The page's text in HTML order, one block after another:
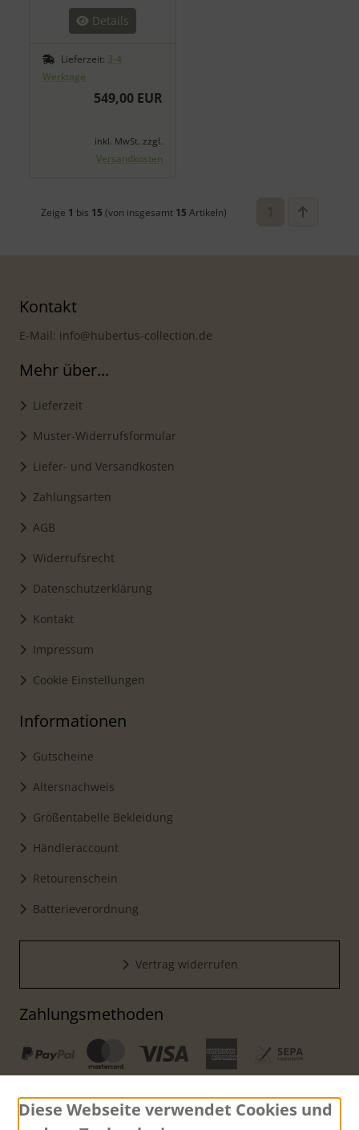
Details
Lieferzeit: 3-4
Werktage
549,00 EUR
inkl. MwSt. zzgl.
Versandkosten
Zeige 1 bis 15 (von insgesamt 15 Artikeln)
Kontakt
E-Mail: info@hubertus-collection.de
Mehr über...
Lieferzeit
Muster-Widerrufsformular
Liefer- und Versandkosten
Zahlungsarten
AGB
Widerrufsrecht
Datenschutzerklärung
Kontakt
Impressum
Cookie Einstellungen
Informationen
Gutscheine
Altersnachweis
Größentabelle Bekleidung
Händleraccount
Retourenschein
Batterieverordnung
Vertrag widerrufen
Zahlungsmethoden
Diese Webseite verwendet Cookies und